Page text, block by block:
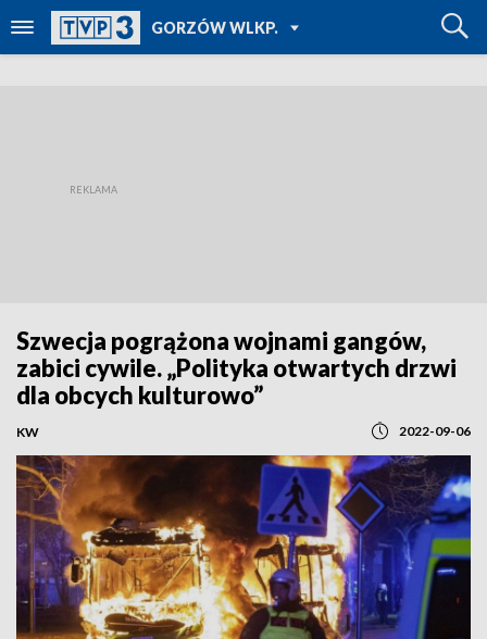
GORZÓW WLKP.
TVP REGIONY
Szwecja pogrążona wojnami gangów,
zabici cywile. „Polityka otwartych drzwi
dla obcych kulturowo”
KW 2022-09-06